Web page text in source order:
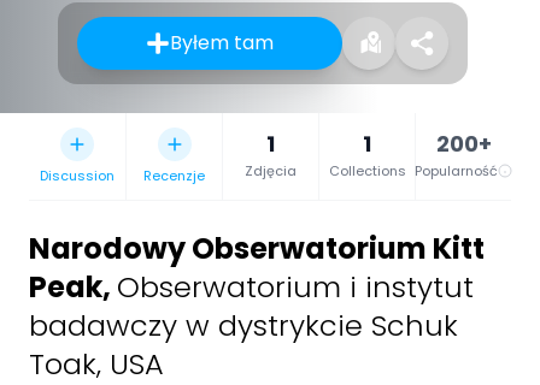
Byłem tam
Discussion Recenzje
1
Zdjęcia
1
Collections
200+
Popularność
Narodowy Obserwatorium Kitt
Peak, Obserwatorium i instytut
badawczy w dystrykcie Schuk
Toak, USA